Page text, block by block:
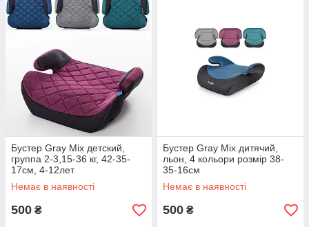
Бустер Gray Mix детский,
группа 2-3,15-36 кг, 42-35-
17см, 4-12лет
Немає в наявності
500 ₴
Бустер Gray Mix дитячий,
льон, 4 кольори розмір 38-
35-16см
Немає в наявності
500 ₴